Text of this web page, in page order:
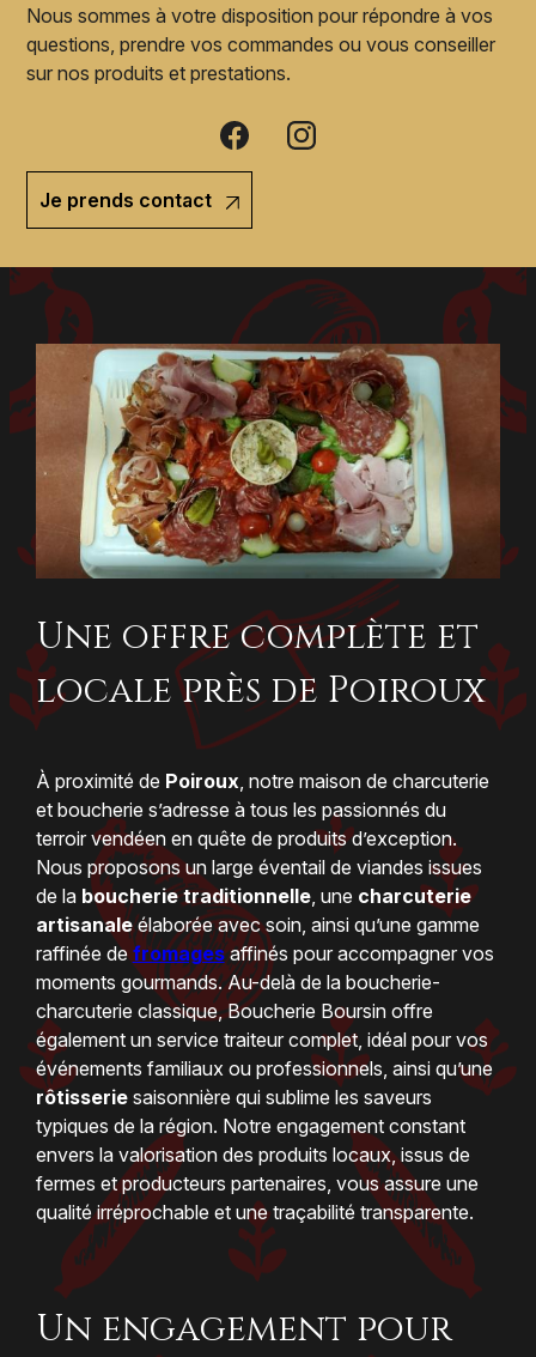
Nous sommes à votre disposition pour répondre à vos
questions, prendre vos commandes ou vous conseiller
sur nos produits et prestations.
Je prends contact
Une offre complète et
locale près de Poiroux
À proximité de Poiroux , notre maison de charcuterie
et boucherie s’adresse à tous les passionnés du
terroir vendéen en quête de produits d’exception.
Nous proposons un large éventail de viandes issues
de la boucherie traditionnelle, une charcuterie
artisanaleélaborée avec soin, ainsi qu’une gamme
raffinée de fromagesaffinés pour accompagner vos
moments gourmands. Au-delà de la boucherie-
charcuterie classique, Boucherie Boursin offre
également un service traiteur complet, idéal pour vos
événements familiaux ou professionnels, ainsi qu’une
rôtisseriesaisonnière qui sublime les saveurs
typiques de la région. Notre engagement constant
envers la valorisation des produits locaux, issus de
fermes et producteurs partenaires, vous assure une
qualité irréprochable et une traçabilité transparente.
Un engagement pour